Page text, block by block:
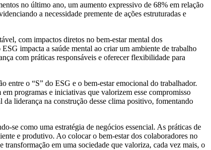
no último ano, um aumento expressivo de 68% em relação
a necessidade premente de ações estruturadas e
com impactos diretos no bem-estar mental dos
impacta a saúde mental ao criar um ambiente de trabalho
com práticas responsáveis e oferecer flexibilidade para
entre o “S” do ESG e o bem-estar emocional do trabalhador.
programas e iniciativas que valorizem esse compromisso
da liderança na construção desse clima positivo, fomentando
se como uma estratégia de negócios essencial. As práticas de
e produtivo. Ao colocar o bem-estar dos colaboradores no
transformação em uma sociedade que valoriza, cada vez mais, o